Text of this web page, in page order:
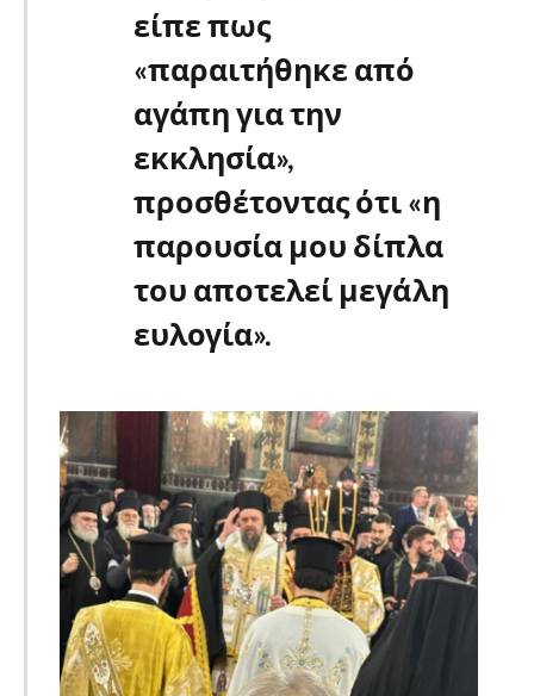
είπε πως
«παραιτήθηκε από
αγάπη για την
εκκλησία»,
προσθέτοντας ότι «η
παρουσία μου δίπλα
του αποτελεί μεγάλη
ευλογία».